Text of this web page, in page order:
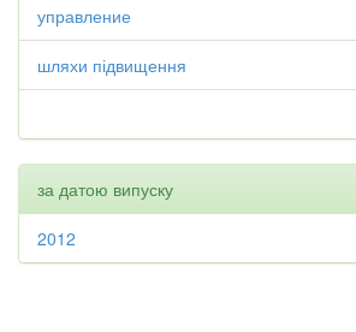
управление
шляхи підвищення
за датою випуску
2012